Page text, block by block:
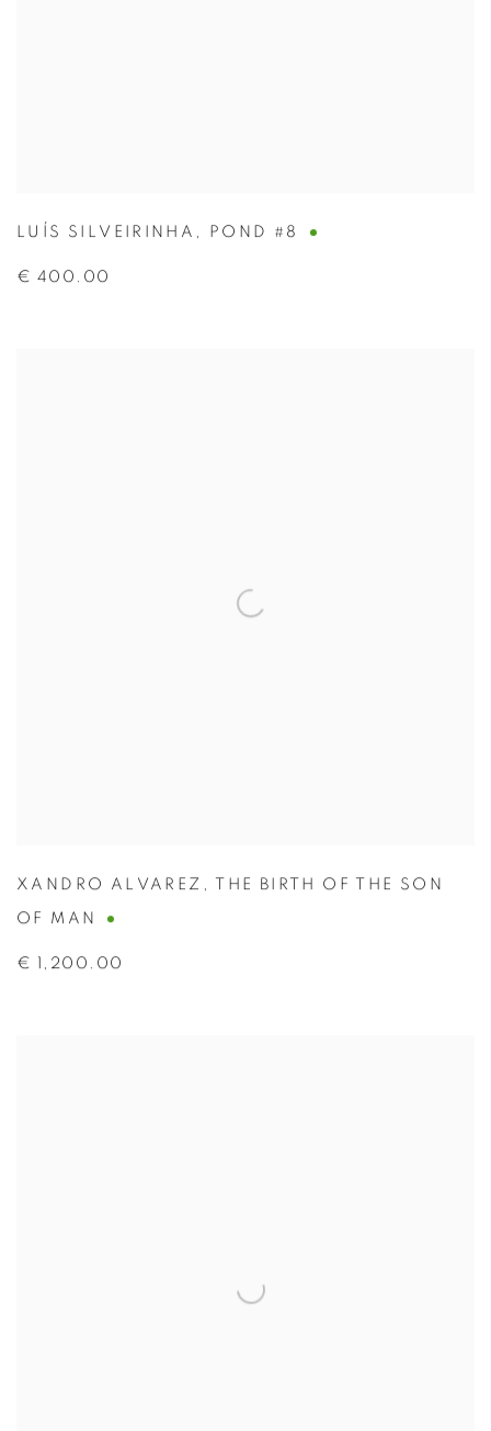
LUÍS SILVEIRINHA , POND #8
€ 400.00
XANDRO ALVAREZ , THE BIRTH OF THE SON
OF MAN
€ 1,200.00